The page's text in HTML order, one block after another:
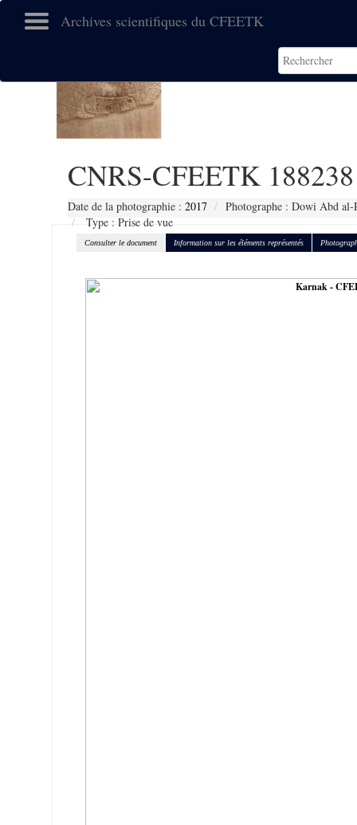
Archives scientifiques du CFEETK
CNRS-CFEETK 188238
Date de la photographie : 2017
Photographe : Dowi Abd
Type : Prise de vue
Consulter le document Information sur les éléments représentés